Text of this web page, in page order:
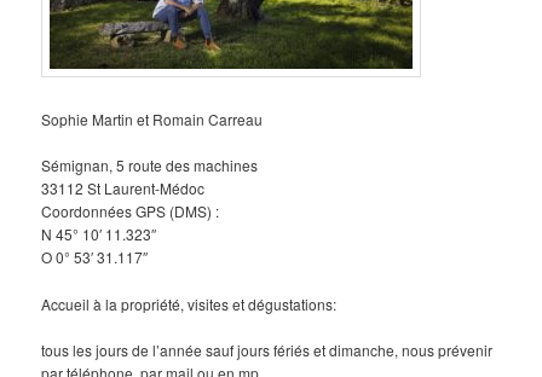
Sophie Martin et Romain Carreau
Sémignan, 5 route des machines
33112 St Laurent-Médoc
Coordonnées GPS (DMS) :
N 45° 10′ 11.323″
O 0° 53′ 31.117″
Accueil à la propriété, visites et dégustations:
tous les jours de l’année sauf jours fériés et dimanche, nous prévenir